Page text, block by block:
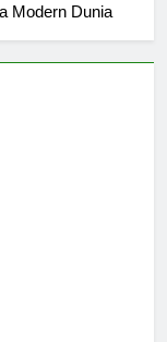
Modern Dunia